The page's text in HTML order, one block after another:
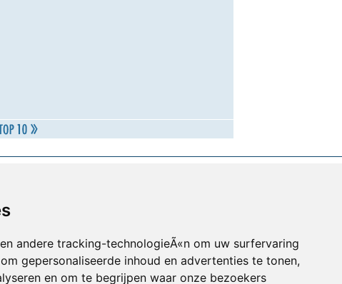
andere tracking-technologieÃ«n om uw surfervaring
gepersonaliseerde inhoud en advertenties te tonen,
en om te begrijpen waar onze bezoekers